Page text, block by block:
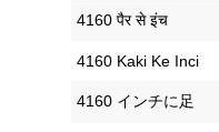
‎4160 पैर से इंच
‎4160 Kaki Ke Inci
‎4160 インチに足